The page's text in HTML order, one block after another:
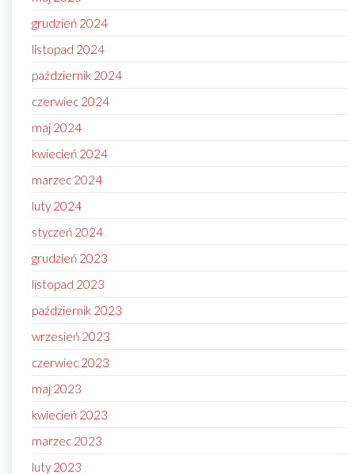
grudzień 2024
listopad 2024
październik 2024
czerwiec 2024
maj 2024
kwiecień 2024
marzec 2024
luty 2024
styczeń 2024
grudzień 2023
listopad 2023
październik 2023
wrzesień 2023
czerwiec 2023
maj 2023
kwiecień 2023
marzec 2023
luty 2023